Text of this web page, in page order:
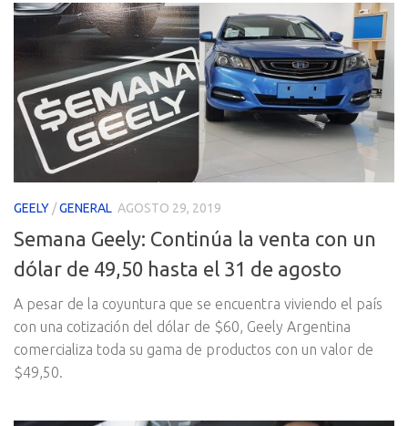
GEELY /GENERAL AGOSTO 29, 2019
Semana Geely: Continúa la venta con un
dólar de 49,50 hasta el 31 de agosto
A pesar de la coyuntura que se encuentra viviendo el país
con una cotización del dólar de $60, Geely Argentina
comercializa toda su gama de productos con un valor de
$49,50.